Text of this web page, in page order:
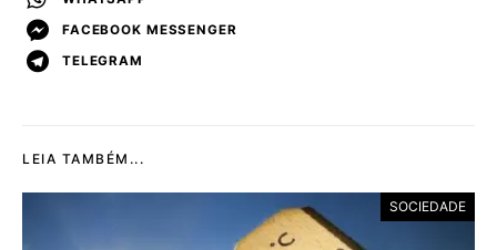
FACEBOOK MESSENGER
TELEGRAM
LEIA TAMBÉM...
SOCIEDADE